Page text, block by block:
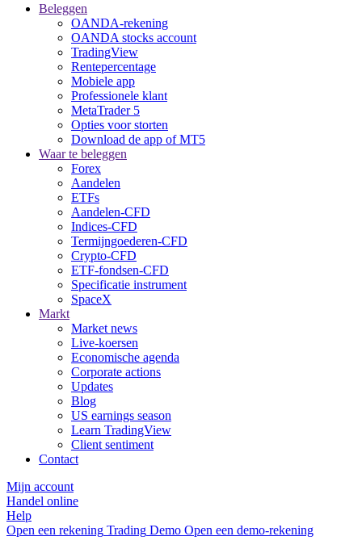
Beleggen
OANDA-rekening
OANDA stocks account
TradingView
Rentepercentage
Mobiele app
Professionele klant
MetaTrader 5
Opties voor storten
Download de app of MT5
Waar te beleggen
Forex
Aandelen
ETFs
Aandelen-CFD
Indices-CFD
Termijngoederen-CFD
Crypto-CFD
ETF-fondsen-CFD
Specificatie instrument
SpaceX
Markt
Market news
Live-koersen
Economische agenda
Corporate actions
Updates
Blog
US earnings season
Learn TradingView
Client sentiment
Contact
Mijn account
Handel online
Help
Open een rekening Trading Demo Open een demo-rekening